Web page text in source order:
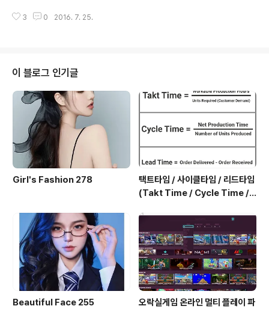
잠꼬대를 지른다. 6단계: 1~5단계를 여러 차례 겪으면 혼
3 0 2016. 7. 25.
이 블로그 인기글
Girl's Fashion 278
택트타임 / 사이클타임 / 리드타임
(Takt Time / Cycle Time / L
Beautiful Face 255
오락실게임 온라인 멀티 플레이 파